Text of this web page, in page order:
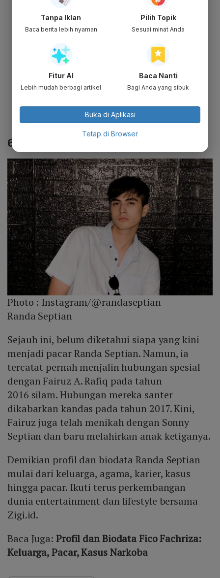
Tempat, Tanggal Lahir: Medan, 21
September 1994
Umur: 27 Tahun
Agama: Islam
Profesi: Aktor
Akun Instagram: @randaseptian
Akun YouTube: -
Akun TikTok: -
6. Pacar Randa Septian
Photo : Instagram/@randaseptian
Randa Septian
Sejauh ini, belum diketahui siapa yang kini
menjadi pacar Randa Septian. Namun, ia
tercatat pernah menjalin hubungan spesial
dengan Fairuz A. Rafiq pada tahun
2016 silam. Hubungan mereka santer
dikabarkan kandas pada tahun 2017. Kini,
Fairuz juga telah menikah dengan Sonny
Septian dan baru melahirkan anak ketiganya.
Demikian profil dan biodata Randa Septian
mulai dari keluarga, agama, karier, kasus
hingga pacar. Ikuti terus perkembangan
dunia entertainment dan lifestyle bersama
Zigi.id.
Baca Juga: Profil dan Biodata Fico Fachriza:
Keluarga, Pacar, Kasus Narkoba
Tanpa Iklan
Baca berita lebih nyaman
Pilih Topik
Sesuai minat Anda
Fitur AI
Lebih mudah berbagi artikel
Baca Nanti
Bagi Anda yang sibuk
Buka di Aplikasi
Tetap di Browser